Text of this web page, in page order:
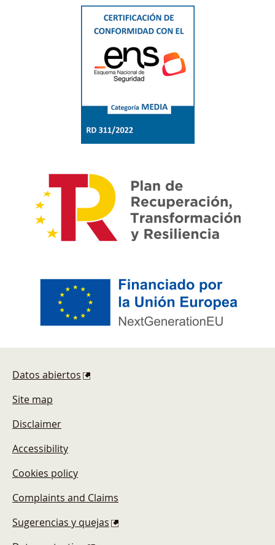
Datos abiertos
Site map
Disclaimer
Accessibility
Cookies policy
Complaints and Claims
Sugerencias y quejas